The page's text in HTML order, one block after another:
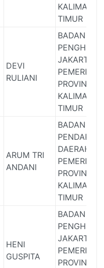
TIMUR
DEVI
RULIANI
BADAN
JAKARTA
PROVINSI
TIMUR
ARUM TRI
ANDANI
BADAN
DAERAH
PROVINSI
TIMUR
HENI
GUSPITA
BADAN
JAKARTA
PROVINSI